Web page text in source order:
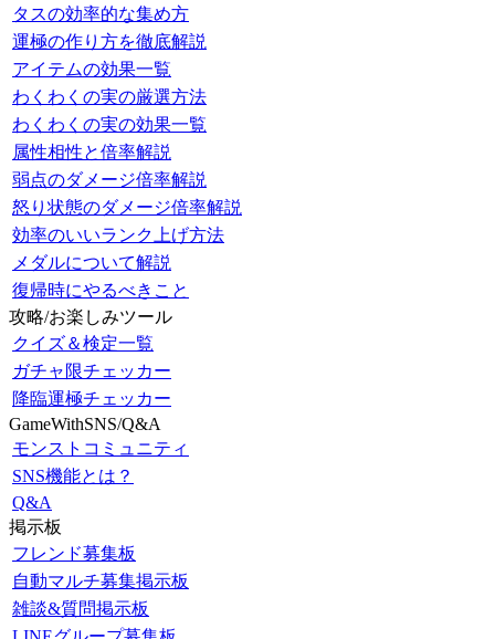
タスの効率的な集め方
運極の作り方を徹底解説
アイテムの効果一覧
わくわくの実の厳選方法
わくわくの実の効果一覧
属性相性と倍率解説
弱点のダメージ倍率解説
怒り状態のダメージ倍率解説
効率のいいランク上げ方法
メダルについて解説
復帰時にやるべきこと
攻略/お楽しみツール
クイズ＆検定一覧
ガチャ限チェッカー
降臨運極チェッカー
GameWithSNS/Q&A
モンストコミュニティ
SNS機能とは？
Q&A
掲示板
フレンド募集板
自動マルチ募集掲示板
雑談&質問掲示板